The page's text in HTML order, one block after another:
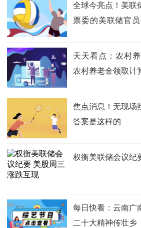
全球今亮点！美联
票委的美联储官
天天看点：农村
农村养老金领取计
焦点消息！无现场
答案是这样的
权衡美联储会议纪
每日快看：云南广
二十大精神传壮乡